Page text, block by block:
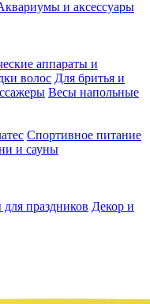
и аксессуары
аппараты и
волос Для бритья и
Весы напольные
Спортивное питание
и сауны
праздников Декор и